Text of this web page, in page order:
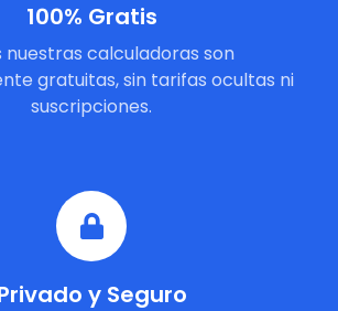
100% Gratis
nuestras calculadoras son
gratuitas, sin tarifas ocultas ni
suscripciones.
y Seguro